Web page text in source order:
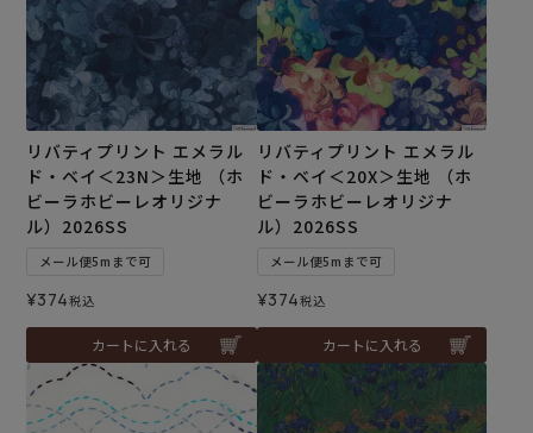
リバティプリント エメラル
ド・ベイ＜23N＞生地 （ホ
ビーラホビーレオリジナ
ル）2026SS
メール便5mまで可
¥374税込
カートに入れる
リバティプリント エメラル
ド・ベイ＜20X＞生地 （ホ
ビーラホビーレオリジナ
ル）2026SS
メール便5mまで可
¥374税込
カートに入れる